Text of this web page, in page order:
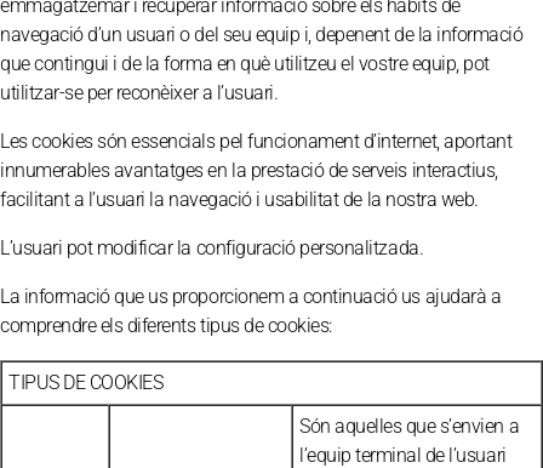
emmagatzemar i recuperar informació sobre els hàbits de
navegació d’un usuari o del seu equip i, depenent de la informació
que contingui i de la forma en què utilitzeu el vostre equip, pot
utilitzar-se per reconèixer a l’usuari.
Les cookies són essencials pel funcionament d’internet, aportant
innumerables avantatges en la prestació de serveis interactius,
facilitant a l’usuari la navegació i usabilitat de la nostra web.
L’usuari pot modificar la configuració personalitzada.
La informació que us proporcionem a continuació us ajudarà a
comprendre els diferents tipus de cookies:
TIPUS DE COOKIES
Són aquelles que s’envien a
l’equip terminal de l’usuari